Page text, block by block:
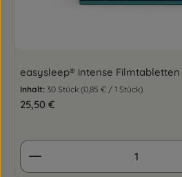
easysleep® intense Filmtabletten
Inhalt: 30 Stück (0,85 € / 1 Stück)
Regulärer Preis:
25,50 €
Produkt Anzahl: Gib den